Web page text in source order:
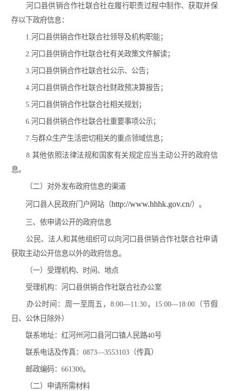
河口县供销合作社联合社在履行职责过程中制作、获取并保
存以下政府信息：
1.河口县供销合作社联合社领导及机构职能；
2.河口县供销合作社联合社有关政策文件解读；
3.河口县供销合作社联合社公示、公告；
4.河口县供销合作社联合社财政预决算报告；
5.河口县供销合作社联合社相关规划；
6.河口县供销合作社联合社重要事项公示；
7.与群众生产生活密切相关的重点领域信息；
8.其他依照法律法规和国家有关规定应当主动公开的政府信
息。
（二）对外发布政府信息的渠道
河口县人民政府门户网站（http://www.hhhk.gov.cn/）。
三、依申请公开的政府信息
公民、法人和其他组织可以向河口县供销合作社联合社申请
获取主动公开信息以外的政府信息。
（一）受理机构、时间、地点
受理机构：河口县供销合作社联合社办公室
办公时间：周一至周五，8:00—11:30，15:00—18:00（节假
日、公休日除外）
联系地址：红河州河口县河口镇人民路40号
联系电话及传真：0873—3553103（传真）
邮政编码：661300。
（二）申请所需材料